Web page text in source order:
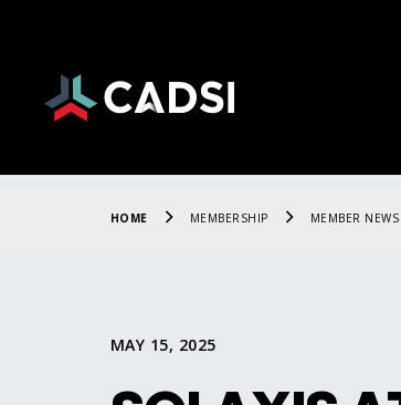
HOME MEMBERSHIP MEMBER NEWS
MAY 15, 2025